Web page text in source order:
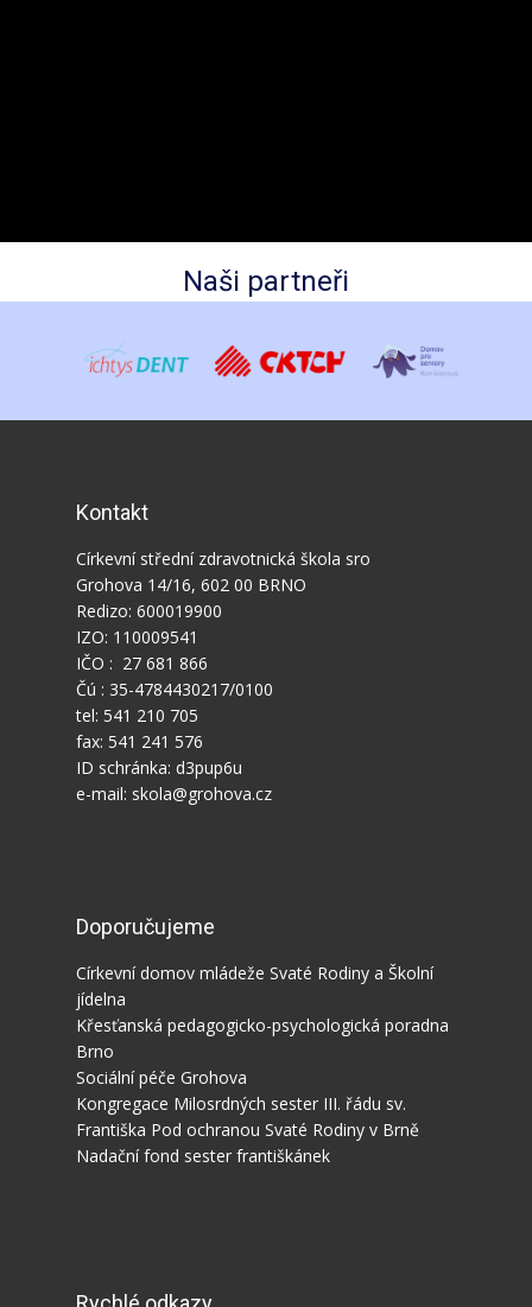
Naši partneři
Kontakt
Církevní střední zdravotnická škola sro
Grohova 14/16, 602 00 BRNO
Redizo: 600019900
IZO: 110009541
IČO : 27 681 866
Čú : 35-4784430217/0100
tel: 541 210 705
fax: 541 241 576
ID schránka: d3pup6u
e-mail: skola@grohova.cz
Doporučujeme
Církevní domov mládeže Svaté Rodiny a Školní
jídelna
Křesťanská pedagogicko-psychologická poradna
Brno
Sociální péče Grohova
Kongregace Milosrdných sester III. řádu sv.
Františka Pod ochranou Svaté Rodiny v Brně
Nadační fond sester františkánek